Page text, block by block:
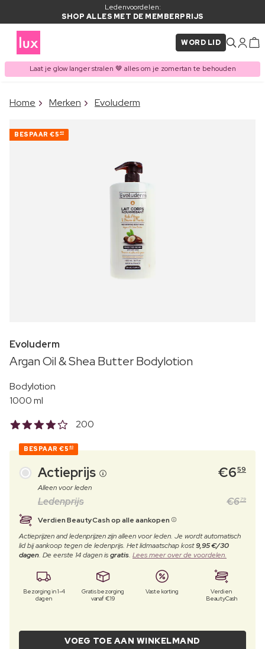
Ledenvoordelen:
SHOP ALLES MET DE MEMBERPRIJS
WORD LID
Laat je glow langer stralen 🤎 alles om je zomertan te behouden
ITEM TOEGEVOEGD AAN
Home Merken Evoluderm
BESPAAR €5 40
Evoluderm
Argan Oil & Shea Butter Bodylotion
Bodylotion
1000 ml
200
BESPAAR €5 40
Actieprijs €659
Alleen voor leden
Ledenprijs €6 79
Verdien BeautyCash op alle aankopen
Actieprijzen and ledenprijzen zijn alleen voor leden. Je wordt automatisch
lid bij aankoop tegen de ledenprijs. Het lidmaatschap kost9,95 €/30
dagen. De eerste 14 dagen isgratis. Lees meer over de voordelen.
Bezorging in 1-4
dagen
Gratis bezorging
vanaf €19
Vaste korting
Verdien
BeautyCash
VOEG TOE AAN WINKELMAND